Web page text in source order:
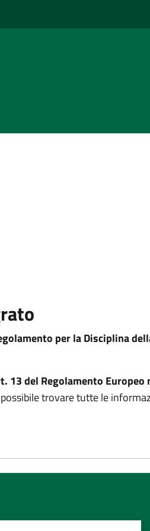
per la Disciplina
13 del Regolamento Europeo
trovare tutte le